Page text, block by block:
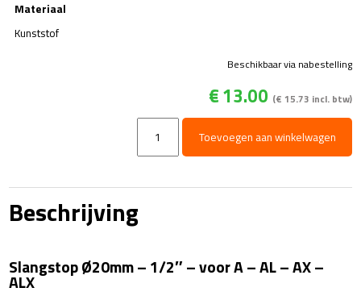
Materiaal
Kunststof
€13.00 (€ 15.73 incl. btw)
Beschikbaar via nabestelling
Slangstop
Ø20mm
-
voor
AL
Toevoegen aan winkelwagen
Beschrijving
Slangstop Ø20mm – 1/2″ – voor A – AL – AX –
ALX